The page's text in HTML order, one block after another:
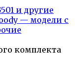
и другие
— модели с
комплекта